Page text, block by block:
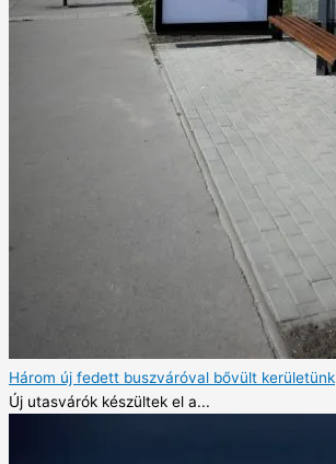
Három új fedett buszváróval bővült kerületünk
Új utasvárók készültek el a...